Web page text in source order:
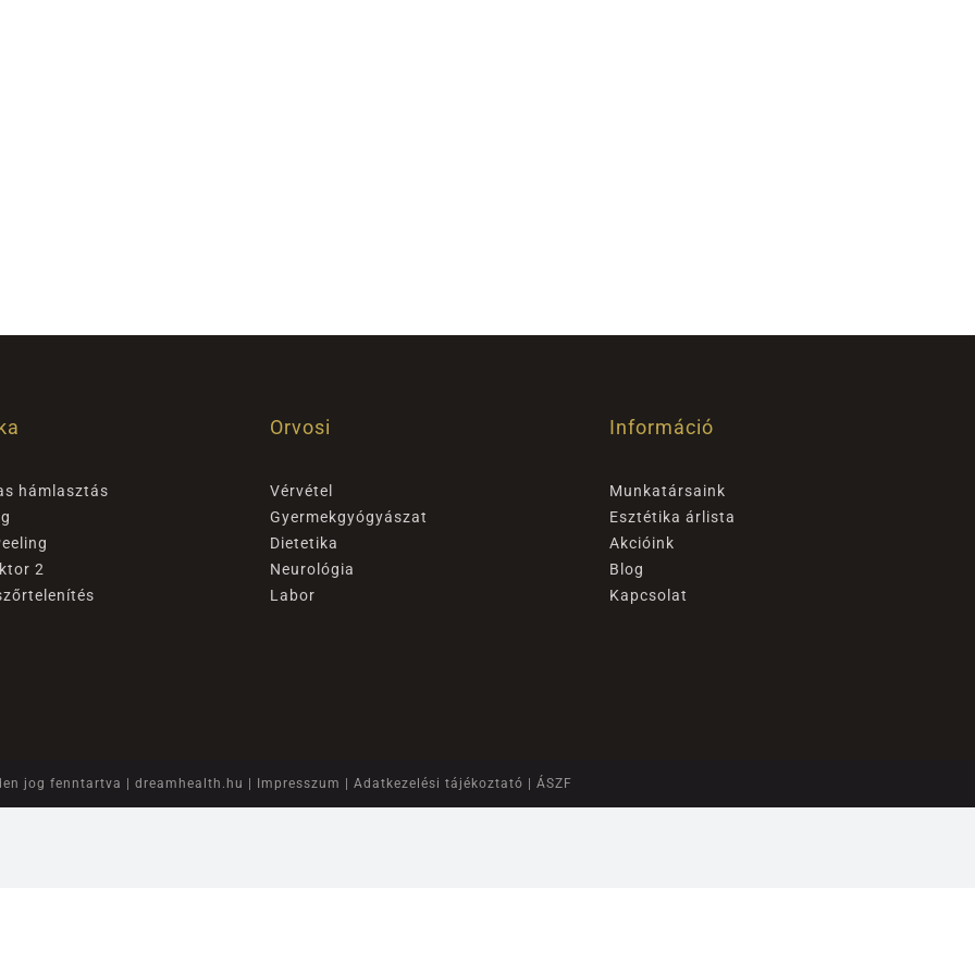
hámlasztás
2
Orvosi
Vérvétel
Gyermekgyógyászat
Dietetika
Neurológia
Labor
Információ
Munkatársaink
Esztétika árlista
Akcióink
Blog
Kapcsolat
jog fenntartva | dreamhealth.hu Impresszum Adatkezelési tájékoztató ÁSZF